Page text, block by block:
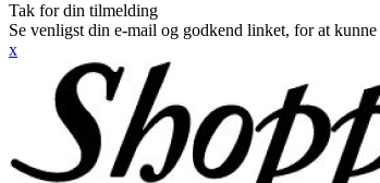
Tak for din tilmelding
Se venligst din e-mail og godkend linket, for at
x